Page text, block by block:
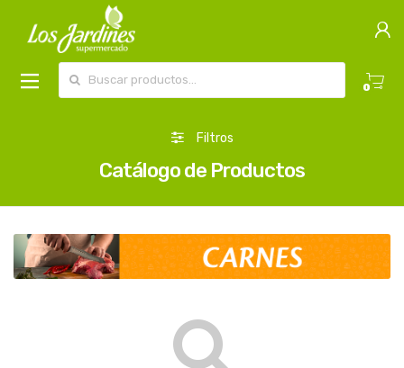
0
Filtros
Catálogo de Productos